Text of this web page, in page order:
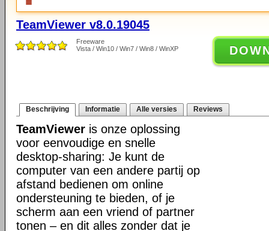
TeamViewer v8.0.19045
Freeware
Vista / Win10 / Win7 / Win8 / WinXP
Beschrijving Informatie Alle versies Reviews
TeamViewer is onze oplossing
voor eenvoudige en snelle
desktop-sharing: Je kunt de
computer van een andere partij op
afstand bedienen om online
ondersteuning te bieden, of je
scherm aan een vriend of partner
tonen – en dit alles zonder dat je